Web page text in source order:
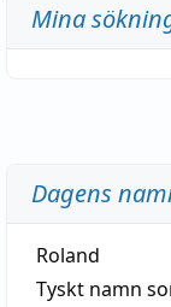
Mina
Dagens
Roland
Tyskt namn